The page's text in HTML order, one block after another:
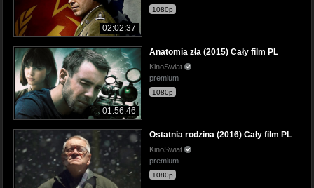
02:02:37
1080p
01:56:46
Anatomia zła (2015) Cały film PL
KinoSwiat
premium
1080p
Ostatnia rodzina (2016) Cały film PL
KinoSwiat
premium
1080p